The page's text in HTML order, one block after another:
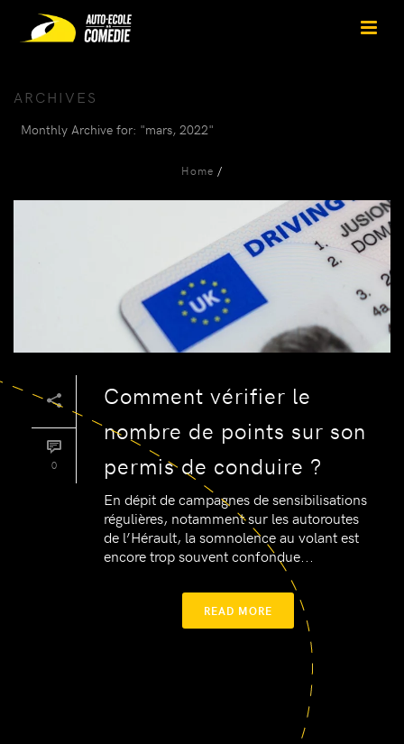
ARCHIVES
Monthly Archive for: "mars, 2022"
Home /
0
Comment vérifier le
nombre de points sur son
permis de conduire ?
En dépit de campagnes de sensibilisations
régulières, notamment sur les autoroutes
de l’Hérault, la somnolence au volant est
encore trop souvent confondue...
READ MORE